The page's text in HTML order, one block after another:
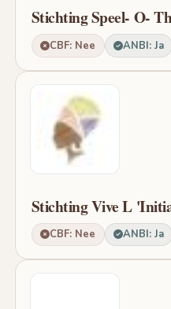
Stichting Speel- O-
CBF: Nee ANBI: Ja
Stichting Vive L
CBF: Nee ANBI: Ja